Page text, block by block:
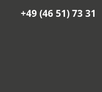
+49 (46 51) 73 31